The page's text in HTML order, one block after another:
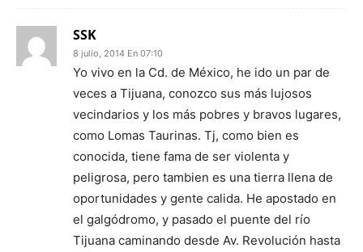
SSK
8 julio, 2014 En 07:10
Yo vivo en la Cd. de México, he ido un par de
veces a Tijuana, conozco sus más lujosos
vecindarios y los más pobres y bravos lugares,
como Lomas Taurinas. Tj, como bien es
conocida, tiene fama de ser violenta y
peligrosa, pero tambien es una tierra llena de
oportunidades y gente calida. He apostado en
el galgódromo, y pasado el puente del río
Tijuana caminando desde Av. Revolución hasta